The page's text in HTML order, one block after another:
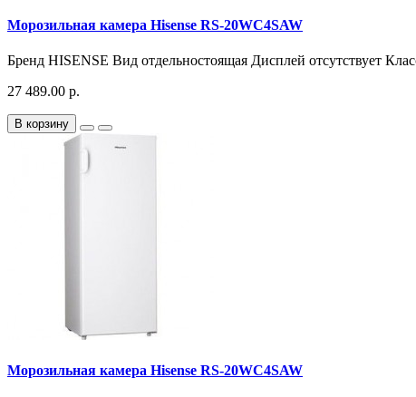
Морозильная камера Hisense RS-20WC4SAW
Бренд HISENSE Вид отдельностоящая Дисплей отсутствует
27 489.00 р.
В корзину
Морозильная камера Hisense RS-20WC4SAW